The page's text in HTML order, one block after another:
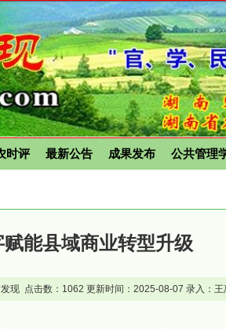
时评 最新公告 成果发布 公共管理
能县域商业转型升级
现 点击数： 1062 更新时间：2025-08-07 录入：王